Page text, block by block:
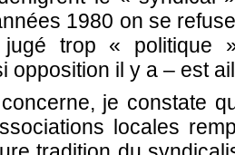
1980 on se
trop « politique
opposition il y a – est
je constate
locales